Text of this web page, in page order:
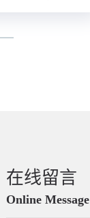
在线留言
Online Message